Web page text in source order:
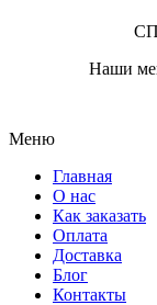
Наши
Меню
Главная
О нас
Как заказать
Оплата
Доставка
Блог
Контакты